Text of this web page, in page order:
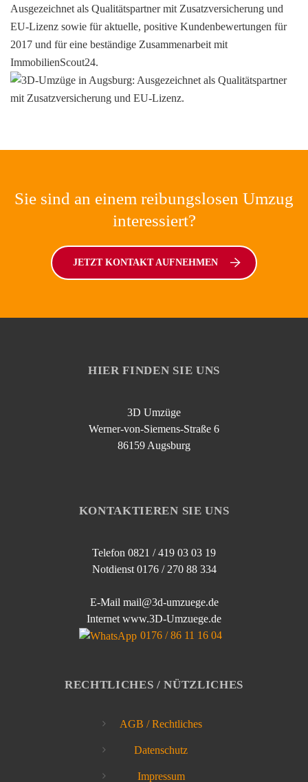
Ausgezeichnet als Qualitätspartner mit Zusatzversicherung und
EU-Lizenz sowie für aktuelle, positive Kundenbewertungen für
2017 und für eine beständige Zusammenarbeit mit
ImmobilienScout24.
Sie sind an einem reibungslosen Umzug
interessiert?
JETZT KONTAKT AUFNEHMEN
HIER FINDEN SIE UNS
3D Umzüge
Werner-von-Siemens-Straße 6
86159 Augsburg
KONTAKTIEREN SIE UNS
Telefon 0821 / 419 03 03 19
Notdienst 0176 / 270 88 334
E-Mail mail@3d-umzuege.de
Internet www.3D-Umzuege.de
0176 / 86 11 16 04
RECHTLICHES / NÜTZLICHES
AGB / Rechtliches
Datenschutz
Impressum